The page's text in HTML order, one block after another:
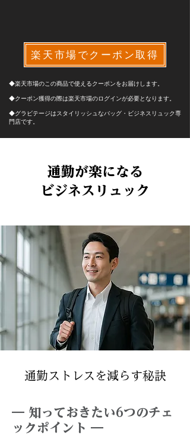
楽天市場でクーポン取得
◆楽天市場のこの商品で使えるクーポンをお届けします。
◆クーポン獲得の際は楽天市場のログインが必要となります。
◆グラビテージはスタイリッシュなバッグ・ビジネスリュック専
門店です。
通勤が楽になる
ビジネスリュック
通勤ストレスを減らす秘訣
― 知っておきたい6つのチェ
ックポイント ―